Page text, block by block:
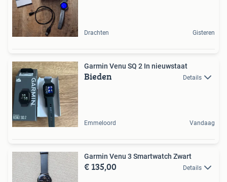
Drachten Gisteren
Garmin Venu SQ 2 In nieuwstaat
Bieden Details
Emmeloord Vandaag
Garmin Venu 3 Smartwatch Zwart
€ 135,00 Details